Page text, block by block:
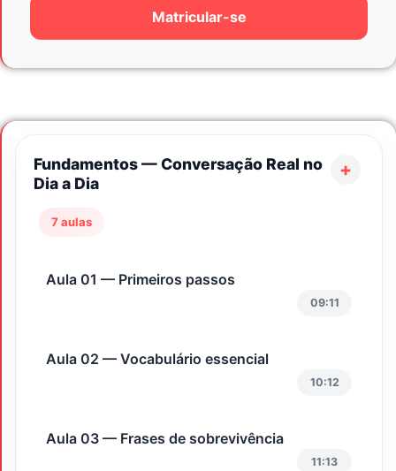
Matricular-se
Fundamentos — Conversação Real no
Dia a Dia
7 aulas
Aula 01 — Primeiros passos
09:11
Aula 02 — Vocabulário essencial
10:12
Aula 03 — Frases de sobrevivência
11:13